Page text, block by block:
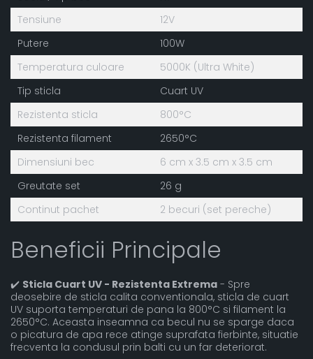
Tensiune
12V
Putere
100W
Temperatura culoare
5000K (Ultra White)
Tip sticla
Cuart UV
Rezistenta sticla
800°C
Rezistenta filament
2650°C
Dimensiuni bec
6 cm x 3.5 cm x 3.5 cm
Greutate set
26 g
Continut pachet
2 becuri (set pereche)
Beneficii Principale
✔️ Sticla Cuart UV - Rezistenta Extrema - Spre
deosebire de sticla calita conventionala, sticla de cuart
UV suporta temperaturi de pana la 800°C si filament la
2650°C. Aceasta inseamna ca becul nu se sparge daca
o picatura de apa rece atinge suprafata fierbinte, situatie
frecventa la condusul prin balti cu un far deteriorat.